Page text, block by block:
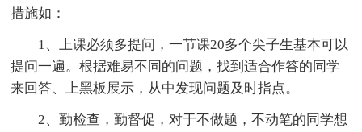
措施如：
1、上课必须多提问，一节课20多个尖子生基本可以
提问一遍。根据难易不同的问题，找到适合作答的同学
来回答、上黑板展示，从中发现问题及时指点。
2、勤检查，勤督促，对于不做题，不动笔的同学想